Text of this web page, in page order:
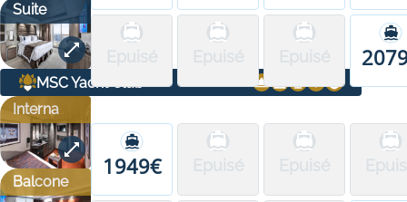
Suite
MSC Yacht Club
Interna
Balcone
1949€